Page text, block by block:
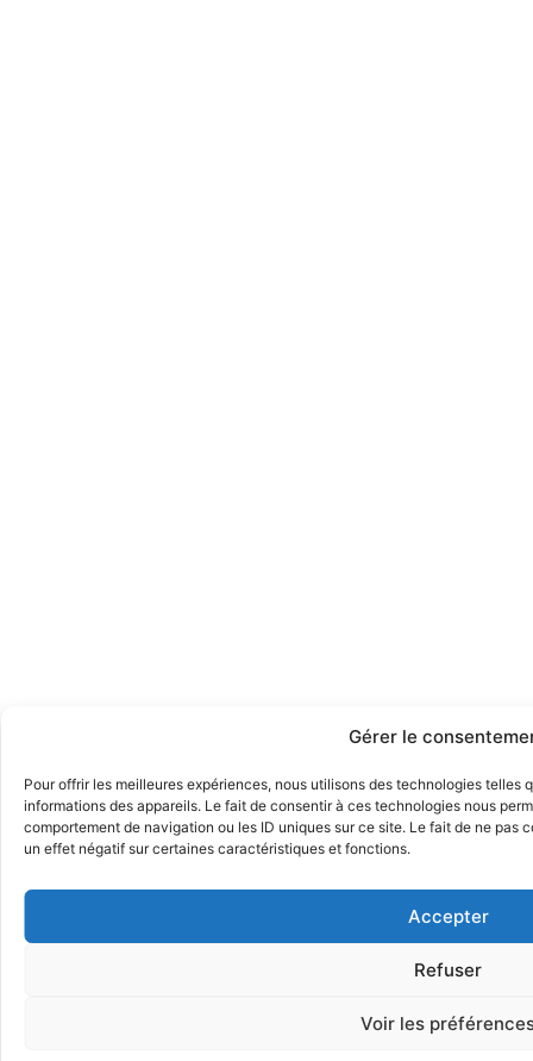
Gérer le
Pour offrir les meilleures expériences, nous utilisons des technologies
informations des appareils. Le fait de consentir à ces technologies nous
comportement de navigation ou les ID uniques sur ce site. Le fait de ne pas
un effet négatif sur certaines caractéristiques et fonctions.
Accepter
Refuser
Voir les